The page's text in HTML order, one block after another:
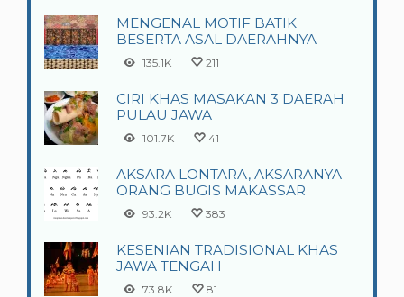
MENGENAL MOTIF BATIK
BESERTA ASAL DAERAHNYA
135.1K 211
CIRI KHAS MASAKAN 3 DAERAH
PULAU JAWA
101.7K 41
AKSARA LONTARA, AKSARANYA
ORANG BUGIS MAKASSAR
93.2K 383
KESENIAN TRADISIONAL KHAS
JAWA TENGAH
73.8K 81